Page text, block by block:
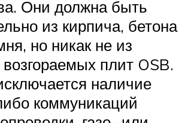
Они должна быть
из кирпича, бетона
но никак не из
плит OSB.
наличие
коммуникаций